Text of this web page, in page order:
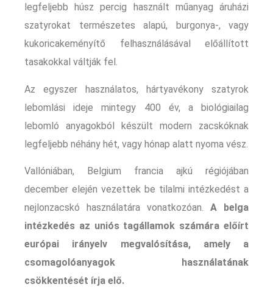
legfeljebb húsz percig használt műanyag áruházi
szatyrokat természetes alapú, burgonya-, vagy
kukoricakeményítő felhasználásával előállított
tasakokkal váltják fel.
Az egyszer használatos, hártyavékony szatyrok
lebomlási ideje mintegy 400 év, a biológiailag
lebomló anyagokból készült modern zacskóknak
legfeljebb néhány hét, vagy hónap alatt nyoma vész.
Vallóniában, Belgium francia ajkú régiójában
december elején vezettek be tilalmi intézkedést a
nejlonzacskó használatára vonatkozóan. A belga
intézkedés az uniós tagállamok számára előírt
európai irányelv megvalósítása, amely a
csomagolóanyagok használatának
csökkentését írja elő.